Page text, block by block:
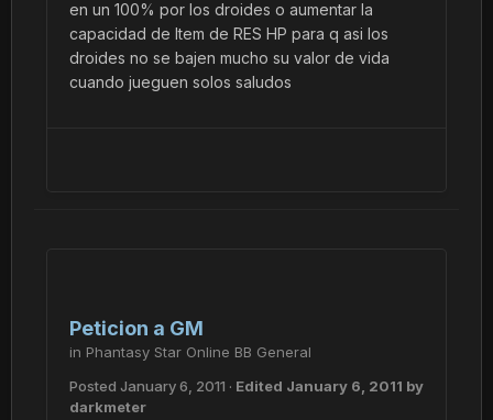
en un 100% por los droides o aumentar la
capacidad de Item de RES HP para q asi los
droides no se bajen mucho su valor de vida
cuando jueguen solos saludos
Peticion a GM
in Phantasy Star Online BB General
Posted January 6, 2011 · Edited January 6, 2011 by
darkmeter